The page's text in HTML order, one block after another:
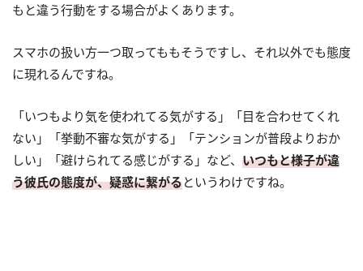
もと違う行動をする場合がよくあります。
スマホの扱い方一つ取ってももそうですし、それ以外でも態度
に現れるんですね。
「いつもより気を使われてる気がする」「目を合わせてくれ
ない」「挙動不審な気がする」「テンションが普段よりおか
しい」「避けられてる感じがする」など、 いつもと様子が違
う彼氏の態度が、疑惑に繋がるというわけですね。